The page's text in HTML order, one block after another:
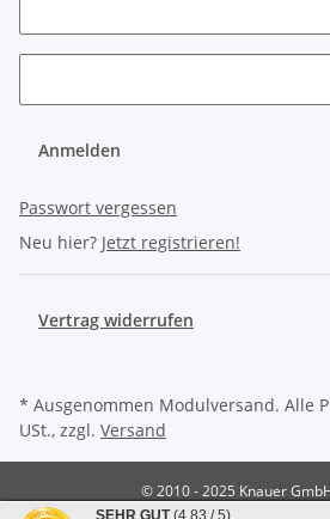
Anmelden
Passwort vergessen
Neu hier? Jetzt registrieren!
Vertrag widerrufen
* Ausgenommen Modulversand. Alle
USt., zzgl. Versand
© 2010 - 2025 Knauer
Powered by
SEHR GUT (4.83 / 5)